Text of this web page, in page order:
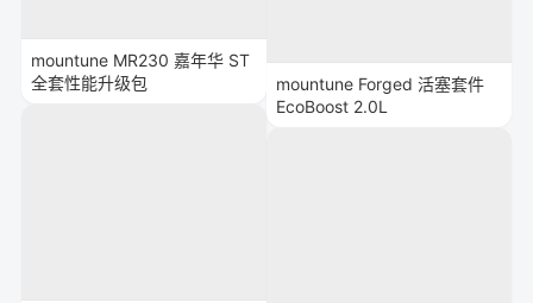
mountune MR230 嘉年华 ST
全套性能升级包
mountune Forged 活塞套件
EcoBoost 2.0L